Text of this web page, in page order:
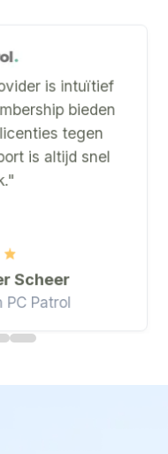
is intuïtief
bieden
tegen
is altijd snel
Scheer
Patrol